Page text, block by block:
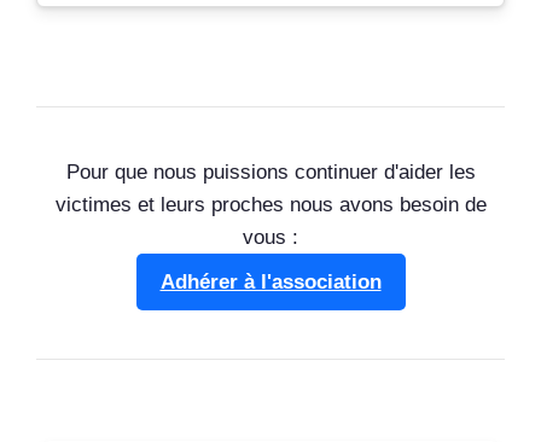
Pour que nous puissions continuer d'aider les
victimes et leurs proches nous avons besoin de
vous :
Adhérer à l'association